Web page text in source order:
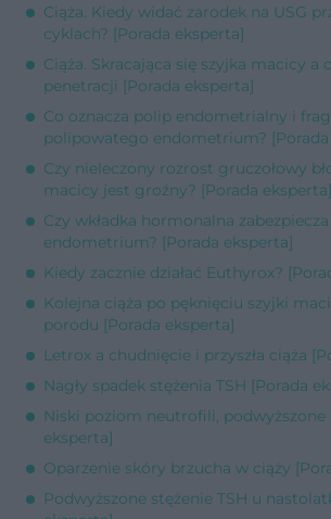
Ciąża. Kiedy widać zarodek na USG
cyklach? [Porada eksperta]
Ciąża. Skracająca się szyjka macicy a
penetracji [Porada eksperta]
Co oznacza polip endometrialny i
polipowatego endometrium? [Porada
Czy nieleczony rozrost gruczołowy
macicy jest groźny? [Porada eksperta]
Czy wkładka hormonalna
endometrium? [Porada eksperta]
Kiedy zacznie działać Euthyrox?
Kolejna ciąża po pęknięciu szyjki
porodu [Porada eksperta]
Letrox a chudnięcie i przyszła ciąża
Nagły spadek stężenia TSH [Porada
Niski poziom neutrofili,
eksperta]
Oparzenie skóry brzucha w ciąży
Podwyższone stężenie TSH u